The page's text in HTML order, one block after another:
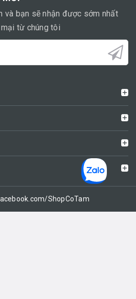
và bạn sẽ nhận được sớm nhất
từ chúng tôi
ShopCoTam